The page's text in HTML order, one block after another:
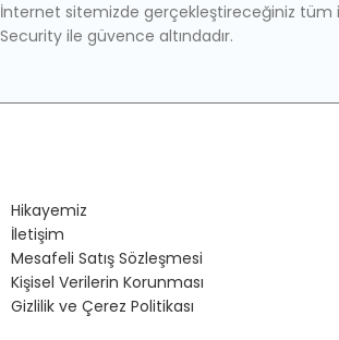
İnternet sitemizde gerçekleştireceğiniz tüm
Security ile güvence altındadır.
Hikayemiz
İletişim
Mesafeli Satış Sözleşmesi
Kişisel Verilerin Korunması
Gizlilik ve Çerez Politikası